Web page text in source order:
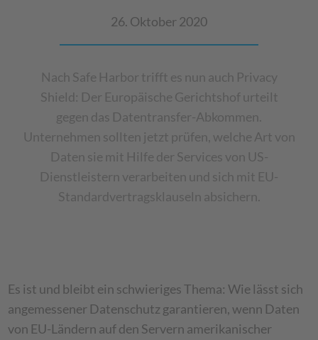
26. Oktober 2020
Nach Safe Harbor trifft es nun auch Privacy
Shield: Der Europäische Gerichtshof urteilt
gegen das Datentransfer-Abkommen.
Unternehmen sollten jetzt prüfen, welche Art von
Daten sie mit Hilfe der Services von US-
Dienstleistern verarbeiten und sich mit EU-
Standardvertragsklauseln absichern.
Es ist und bleibt ein schwieriges Thema: Wie lässt sich
angemessener Datenschutz garantieren, wenn Daten
von EU-Ländern auf den Servern amerikanischer